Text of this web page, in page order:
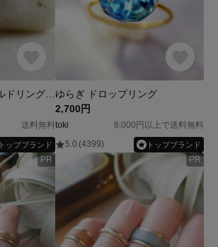
送料無料
トップブランド
ゆらぎ ドロップリング
2,700円
toki
8,000円以上で送料無料
5.0 (4399) トップブランド
PR PR